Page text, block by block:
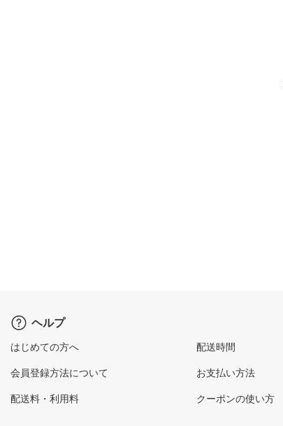
ヘルプ
はじめての方へ
会員登録方法について
配送料・利用料
配送時間
お支払い方法
クーポンの使い方